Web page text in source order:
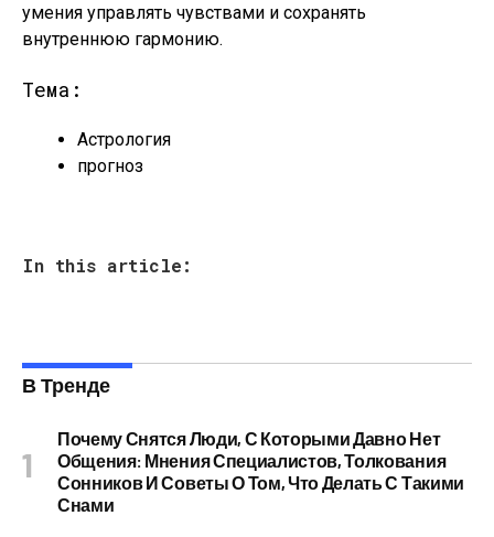
умения управлять чувствами и сохранять
внутреннюю гармонию.
Тема:
Астрология
прогноз
In this article:
В Тренде
Почему Снятся Люди, С Которыми Давно Нет
Общения: Мнения Специалистов, Толкования
Сонников И Советы О Том, Что Делать С Такими
Снами